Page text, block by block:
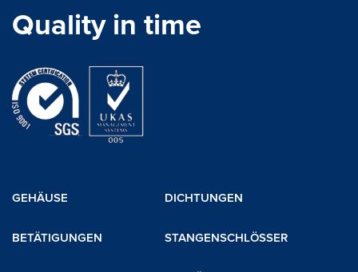
Quality in time
GEHÄUSE
BETÄTIGUNGEN
DICHTUNGEN
STANGENSCHLÖSSER